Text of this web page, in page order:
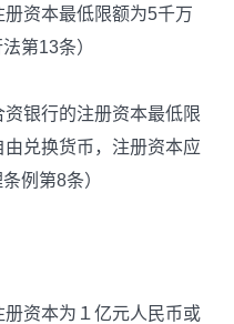
资本最低限额为5千万
第13条）
银行的注册资本最低限
兑换货币，注册资本应
例第8条）
资本为１亿元人民币或